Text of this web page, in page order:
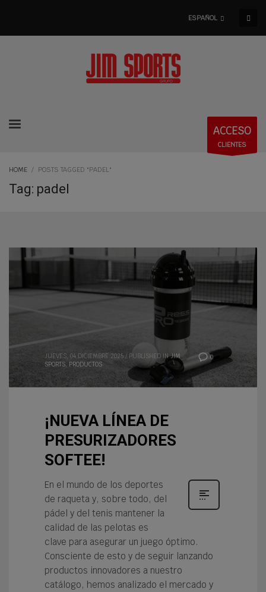
ESPAÑOL
ACCESO
CLIENTES
HOME POSTS TAGGED "PADEL"
Tag: padel
0
JUEVES, 04 DICIEMBRE 2025 / PUBLISHED IN JIM
SPORTS, PRODUCTOS
¡NUEVA LÍNEA DE
PRESURIZADORES
SOFTEE!
En el mundo de los deportes
de raqueta y, sobre todo, del
pádel y del tenis mantener la
calidad de las pelotas es
clave para asegurar un juego óptimo.
Consciente de esto y de seguir lanzando
productos innovadores a nuestro
catálogo, hemos analizado el mercado y